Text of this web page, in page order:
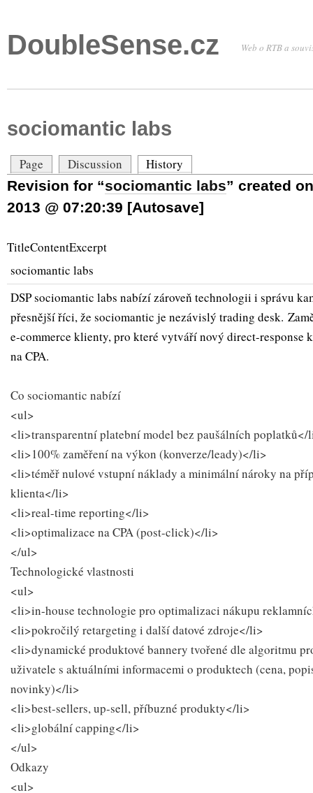
DoubleSense.cz Web o RTB a
sociomantic labs
Page Discussion
History
Revision for “sociomantic labs” created
2013 @ 07:20:39 [Autosave]
TitleContentExcerpt
sociomantic labs
DSP sociomantic labs nabízí zároveň technologii i správu
přesnější říci, že sociomantic je nezávislý trading desk.
e-commerce klienty, pro které vytváří nový direct-response
na CPA.
Co sociomantic nabízí
<ul>
<li>transparentní platební model bez paušálních
<li>100% zaměření na výkon (konverze/leady)</li>
<li>téměř nulové vstupní náklady a minimální nároky na
klienta</li>
<li>real-time reporting</li>
<li>optimalizace na CPA (post-click)</li>
</ul>
Technologické vlastnosti
<ul>
<li>in-house technologie pro optimalizaci nákupu
<li>pokročilý retargeting i další datové zdroje</li>
<li>dynamické produktové bannery tvořené dle algoritmu
uživatele s aktuálními informacemi o produktech (cena,
novinky)</li>
<li>best-sellers, up-sell, příbuzné produkty</li>
<li>globální capping</li>
</ul>
Odkazy
<ul>